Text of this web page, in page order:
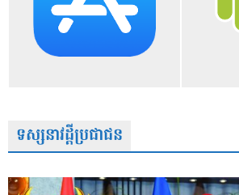
ទស្សនាវដ្តីប្រជាជន